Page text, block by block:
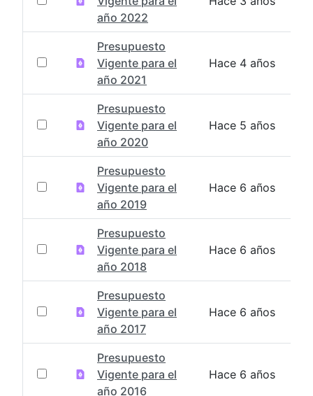
año 2022
Presupuesto
Vigente para el
año 2021
Hace 4 años
Presupuesto
Vigente para el
año 2020
Hace 5 años
Presupuesto
Vigente para el
año 2019
Hace 6 años
Presupuesto
Vigente para el
año 2018
Hace 6 años
Presupuesto
Vigente para el
año 2017
Hace 6 años
Presupuesto
Vigente para el
año 2016
Hace 6 años